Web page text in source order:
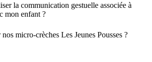
la communication gestuelle associée à
mon enfant ?
micro-crèches Les Jeunes Pousses ?